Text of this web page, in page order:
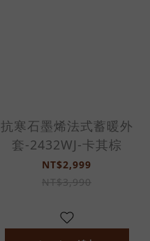
抗寒石墨烯法式蓄暖外
套-2432WJ-卡其棕
NT$2,999
NT$3,990